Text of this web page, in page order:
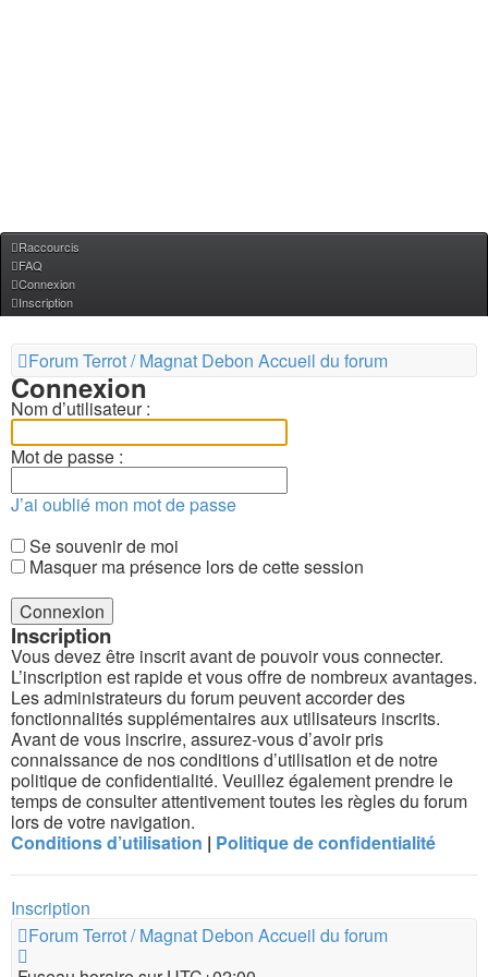
Raccourcis
FAQ
Connexion
Inscription
Forum Terrot / Magnat Debon Accueil du forum
Connexion
Nom d’utilisateur :
Mot de passe :
J’ai oublié mon mot de passe
Se souvenir de moi
Masquer ma présence lors de cette session
Inscription
Vous devez être inscrit avant de pouvoir vous connecter.
L’inscription est rapide et vous offre de nombreux avantages.
Les administrateurs du forum peuvent accorder des
fonctionnalités supplémentaires aux utilisateurs inscrits.
Avant de vous inscrire, assurez-vous d’avoir pris
connaissance de nos conditions d’utilisation et de notre
politique de confidentialité. Veuillez également prendre le
temps de consulter attentivement toutes les règles du forum
lors de votre navigation.
Conditions d’utilisation | Politique de confidentialité
Inscription
Forum Terrot / Magnat Debon Accueil du forum